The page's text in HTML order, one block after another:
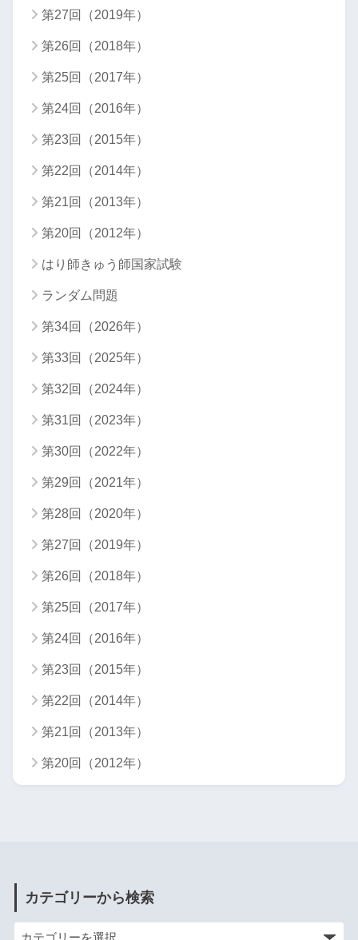
第27回（2019年）
第26回（2018年）
第25回（2017年）
第24回（2016年）
第23回（2015年）
第22回（2014年）
第21回（2013年）
第20回（2012年）
はり師きゅう師国家試験
ランダム問題
第34回（2026年）
第33回（2025年）
第32回（2024年）
第31回（2023年）
第30回（2022年）
第29回（2021年）
第28回（2020年）
第27回（2019年）
第26回（2018年）
第25回（2017年）
第24回（2016年）
第23回（2015年）
第22回（2014年）
第21回（2013年）
第20回（2012年）
カテゴリーから検索